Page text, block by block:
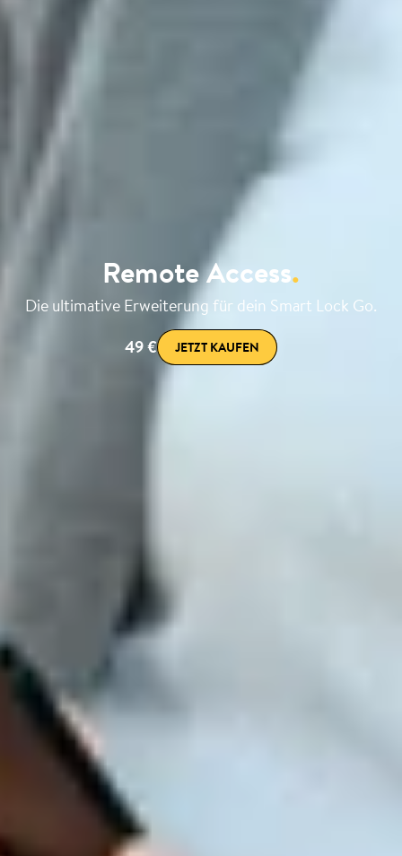
Remote Access.
Die ultimative Erweiterung für dein Smart Lock Go.
49 €
JETZT KAUFEN